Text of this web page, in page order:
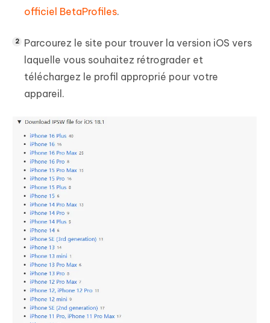
officiel BetaProfiles.
Parcourez le site pour trouver la version iOS vers
laquelle vous souhaitez rétrograder et
téléchargez le profil approprié pour votre
appareil.